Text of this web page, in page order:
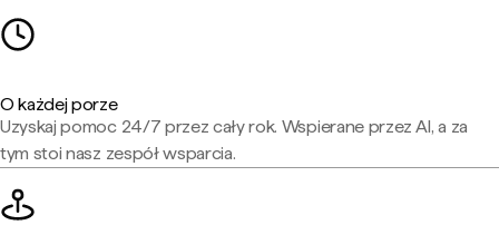
O każdej porze
Uzyskaj pomoc 24/7 przez cały rok. Wspierane przez AI, a za
tym stoi nasz zespół wsparcia.